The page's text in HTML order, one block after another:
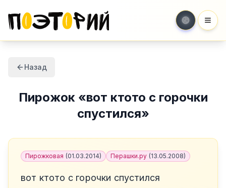
Назад
Пирожок«вот ктото с горочки
спустился»
Пирожковая (01.03.2014) Перашки.ру (13.05.2008)
вот ктото с горочки спустился